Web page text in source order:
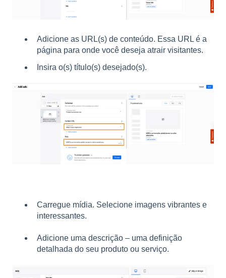
Adicione as URL(s) de conteúdo. Essa URL é a
página para onde você deseja atrair visitantes.
Insira o(s) título(s) desejado(s).
Carregue mídia. Selecione imagens vibrantes e
interessantes.
Adicione uma descrição – uma definição
detalhada do seu produto ou serviço.